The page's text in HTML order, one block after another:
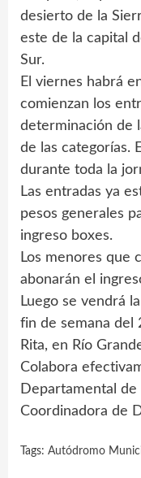
desierto de la
este de la capital
Sur.
El viernes habrá
comienzan los
determinación de
de las categorías.
durante toda la
Las entradas ya
pesos generales
ingreso boxes.
Los menores que
abonarán el
Luego se vendrá
fin de semana del
Rita, en Río
Colabora
Departamental de
Coordinadora de
Tags: Autódromo